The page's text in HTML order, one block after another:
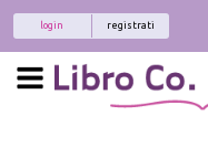
registrati
login